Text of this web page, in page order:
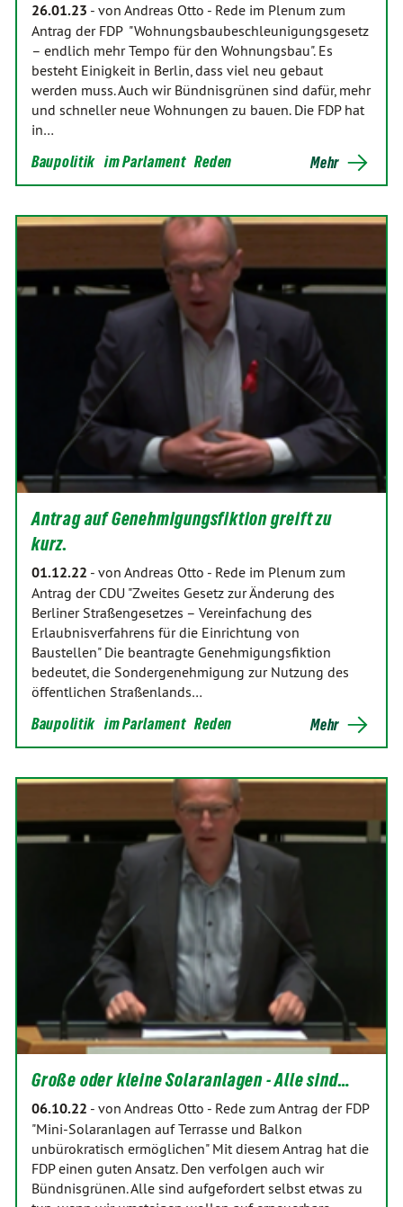
26.01.23 - von Andreas Otto - Rede im Plenum zum
Antrag der FDP "Wohnungsbaubeschleunigungsgesetz
– endlich mehr Tempo für den Wohnungsbau". Es
besteht Einigkeit in Berlin, dass viel neu gebaut
werden muss. Auch wir Bündnisgrünen sind dafür, mehr
und schneller neue Wohnungen zu bauen. Die FDP hat
in…
Baupolitik im Parlament Reden Mehr
Antrag auf Genehmigungsfiktion greift zu
kurz.
01.12.22 - von Andreas Otto - Rede im Plenum zum
Antrag der CDU "Zweites Gesetz zur Änderung des
Berliner Straßengesetzes – Vereinfachung des
Erlaubnisverfahrens für die Einrichtung von
Baustellen" Die beantragte Genehmigungsfiktion
bedeutet, die Sondergenehmigung zur Nutzung des
öffentlichen Straßenlands…
Baupolitik im Parlament Reden Mehr
Große oder kleine Solaranlagen - Alle sind…
06.10.22 - von Andreas Otto - Rede zum Antrag der FDP
"Mini-Solaranlagen auf Terrasse und Balkon
unbürokratisch ermöglichen" Mit diesem Antrag hat die
FDP einen guten Ansatz. Den verfolgen auch wir
Bündnisgrünen. Alle sind aufgefordert selbst etwas zu